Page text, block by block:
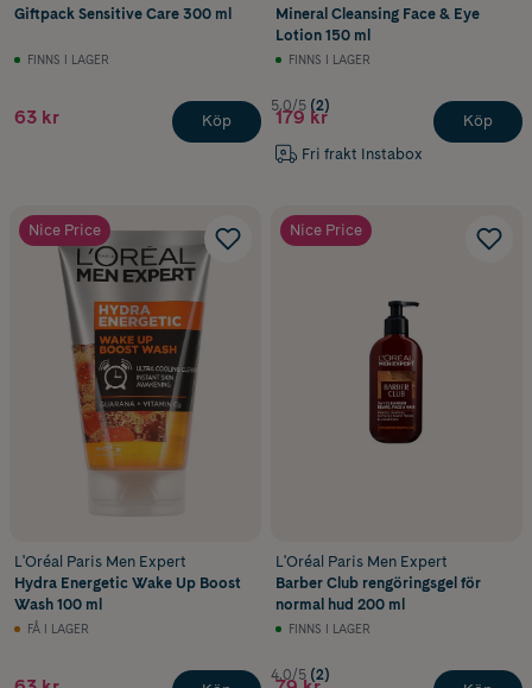
Giftpack Sensitive Care 300 ml
FINNS I LAGER
63 kr Köp
Mineral Cleansing Face & Eye
Lotion 150 ml
FINNS I LAGER
5.0/5 (2)
179 kr
Fri frakt Instabox
Köp
Nice Price
L'Oréal Paris Men Expert
Hydra Energetic Wake Up Boost
Wash 100 ml
FÅ I LAGER
Nice Price
L'Oréal Paris Men Expert
Barber Club rengöringsgel för
normal hud 200 ml
FINNS I LAGER
4.0/5 (2)